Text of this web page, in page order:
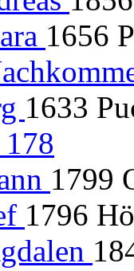
1656
1633
1799
1796